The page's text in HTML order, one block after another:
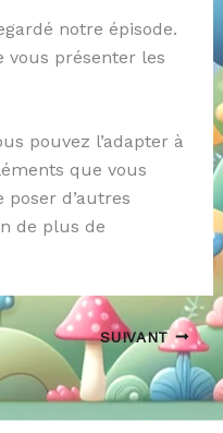
notre épisode.
vous présenter les
pouvez l’adapter à
que vous
poser d’autres
de plus de
SUIVANT